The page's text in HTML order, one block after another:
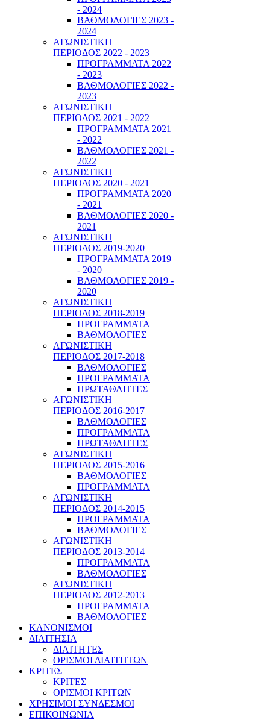
- 2024
ΒΑΘΜΟΛΟΓΙΕΣ 2023 -
2024
ΑΓΩΝΙΣΤΙΚΗ
ΠΕΡΙΟΔΟΣ 2022 - 2023
ΠΡΟΓΡΑΜΜΑΤΑ 2022
- 2023
ΒΑΘΜΟΛΟΓΙΕΣ 2022 -
2023
ΑΓΩΝΙΣΤΙΚΗ
ΠΕΡΙΟΔΟΣ 2021 - 2022
ΠΡΟΓΡΑΜΜΑΤΑ 2021
- 2022
ΒΑΘΜΟΛΟΓΙΕΣ 2021 -
2022
ΑΓΩΝΙΣΤΙΚΗ
ΠΕΡΙΟΔΟΣ 2020 - 2021
ΠΡΟΓΡΑΜΜΑΤΑ 2020
- 2021
ΒΑΘΜΟΛΟΓΙΕΣ 2020 -
2021
ΑΓΩΝΙΣΤΙΚΗ
ΠΕΡΙΟΔΟΣ 2019-2020
ΠΡΟΓΡΑΜΜΑΤΑ 2019
- 2020
ΒΑΘΜΟΛΟΓΙΕΣ 2019 -
2020
ΑΓΩΝΙΣΤΙΚΗ
ΠΕΡΙΟΔΟΣ 2018-2019
ΠΡΟΓΡΑΜΜΑΤΑ
ΒΑΘΜΟΛΟΓΙΕΣ
ΑΓΩΝΙΣΤΙΚΗ
ΠΕΡΙΟΔΟΣ 2017-2018
ΒΑΘΜΟΛΟΓΙΕΣ
ΠΡΟΓΡΑΜΜΑΤΑ
ΠΡΩΤΑΘΛΗΤΕΣ
ΑΓΩΝΙΣΤΙΚΗ
ΠΕΡΙΟΔΟΣ 2016-2017
ΒΑΘΜΟΛΟΓΙΕΣ
ΠΡΟΓΡΑΜΜΑΤΑ
ΠΡΩΤΑΘΛΗΤΕΣ
ΑΓΩΝΙΣΤΙΚΗ
ΠΕΡΙΟΔΟΣ 2015-2016
ΒΑΘΜΟΛΟΓΙΕΣ
ΠΡΟΓΡΑΜΜΑΤΑ
ΑΓΩΝΙΣΤΙΚΗ
ΠΕΡΙΟΔΟΣ 2014-2015
ΠΡΟΓΡΑΜΜΑΤΑ
ΒΑΘΜΟΛΟΓΙΕΣ
ΑΓΩΝΙΣΤΙΚΗ
ΠΕΡΙΟΔΟΣ 2013-2014
ΠΡΟΓΡΑΜΜΑΤΑ
ΒΑΘΜΟΛΟΓΙΕΣ
ΑΓΩΝΙΣΤΙΚΗ
ΠΕΡΙΟΔΟΣ 2012-2013
ΠΡΟΓΡΑΜΜΑΤΑ
ΒΑΘΜΟΛΟΓΙΕΣ
ΚΑΝΟΝΙΣΜΟΙ
ΔΙΑΙΤΗΣΙΑ
ΔΙΑΙΤΗΤΕΣ
ΟΡΙΣΜΟΙ ΔΙΑΙΤΗΤΩΝ
ΚΡΙΤΕΣ
ΚΡΙΤΕΣ
ΟΡΙΣΜΟΙ ΚΡΙΤΩΝ
ΧΡΗΣΙΜΟΙ ΣΥΝΔΕΣΜΟΙ
ΕΠΙΚΟΙΝΩΝΙΑ